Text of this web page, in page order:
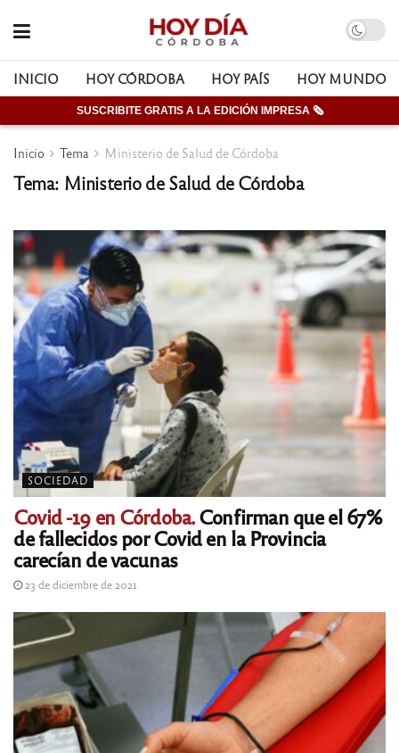
INICIO HOY CÓRDOBA HOY PAÍS HOY MUNDO
SUSCRIBITE GRATIS A LA EDICIÓN IMPRESA 🗞
Inicio Tema Ministerio de Salud de Córdoba
Tema: Ministerio de Salud de Córdoba
SOCIEDAD
Covid -19 en Córdoba.Confirman que el 67%
de fallecidos por Covid en la Provincia
carecían de vacunas
23 de diciembre de 2021